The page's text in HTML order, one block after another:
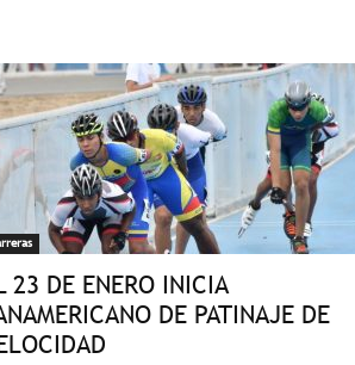
23 DE ENERO INICIA
DE PATINAJE DE